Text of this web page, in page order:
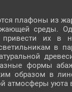
плафоны из
среды.
их в
в
формы
образом в
атмосферы уюта